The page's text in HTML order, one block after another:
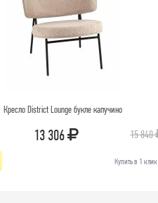
Кресло District Lounge букле капучино
13 306 15 840
Купить в 1 клик